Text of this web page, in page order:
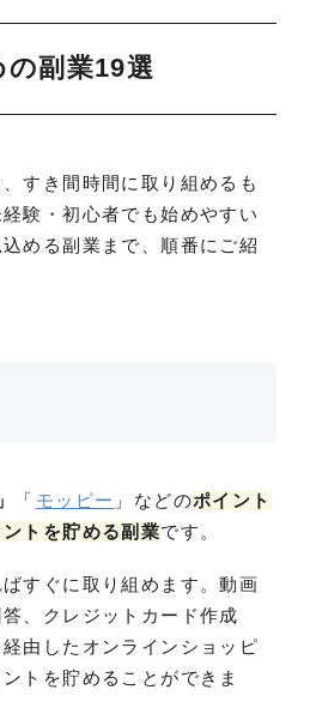
副業19選
すき間時間に取り組めるも
験・初心者でも始めやすい
める副業まで、順番にご紹
」 「 モッピー 」などのポイント
トを貯める副業です。
すぐに取り組めます。動画
、クレジットカード作成
由したオンラインショッピ
トを貯めることができま